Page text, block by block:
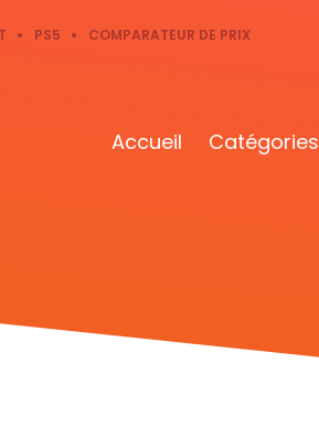
PS5 COMPARATEUR DE PRIX
Accueil Catégories